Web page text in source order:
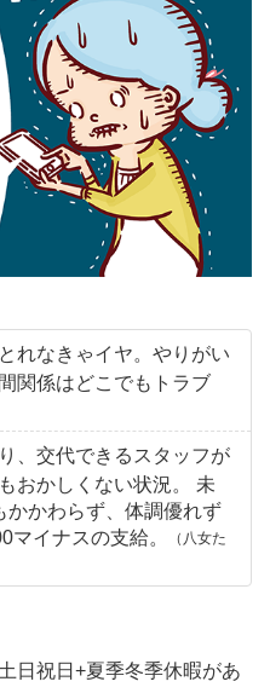
れなきゃイヤ。やりがい
関係はどこでもトラブ
、交代できるスタッフが
おかしくない状況。 未
かかわらず、体調優れず
マイナスの支給。
（八女た
日祝日+夏季冬季休暇があ